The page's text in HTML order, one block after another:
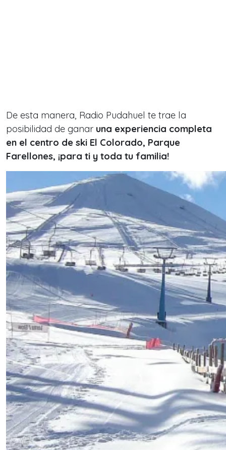
De esta manera, Radio Pudahuel te trae la
posibilidad de ganar una experiencia completa
en el centro de ski El Colorado, Parque
Farellones, ¡para ti y toda tu familia!